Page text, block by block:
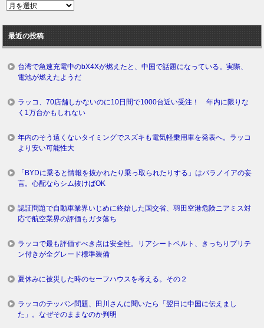
過
ロ
グ
最近の投稿
台湾で急速充電中のbX4Xが燃えたと、中国で話題になっている。実際、
電池が燃えたようだ
ラッコ、70店舗しかないのに10日間で1000台近い受注！ 年内に限りな
く1万台かもしれない
年内のそう遠くないタイミングでスズキも電気軽乗用車を発表へ。ラッコ
より安い可能性大
「BYDに乗ると情報を抜かれたり乗っ取られたりする」はパラノイアの妄
言。心配ならシム抜けばOK
認証問題で自動車業界いじめに終始した国交省、羽田空港危険ニアミス対
応で航空業界の評価もガタ落ち
ラッコで最も評価すべき点は安全性。リアシートベルト、きっちりプリテ
ン付きが全グレード標準装備
夏休みに被災した時のセーフハウスを考える。その２
ラッコのテッパン問題、田川さんに聞いたら「翌日に中国に伝えまし
た」。なぜそのままなのか判明